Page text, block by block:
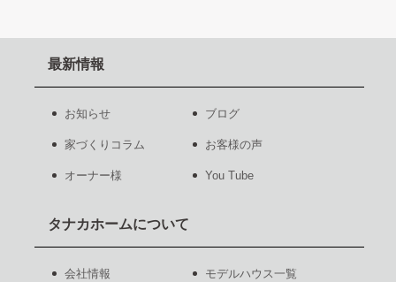
最新情報
お知らせ ブログ
家づくりコラム お客様の声
オーナー様 You Tube
タナカホームについて
会社情報 モデルハウス一覧